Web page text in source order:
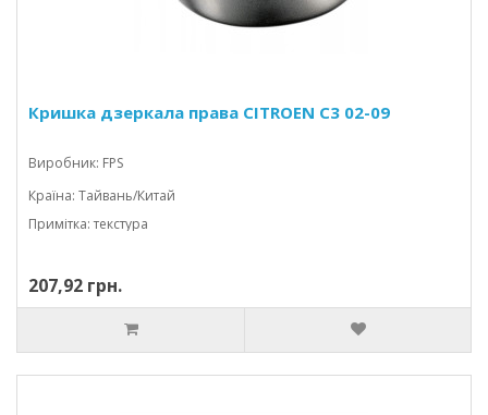
Кришка дзеркала права CITROEN C3 02-09
Виробник: FPS
Країна: Тайвань/Китай
Примітка: текстура
207,92 грн.